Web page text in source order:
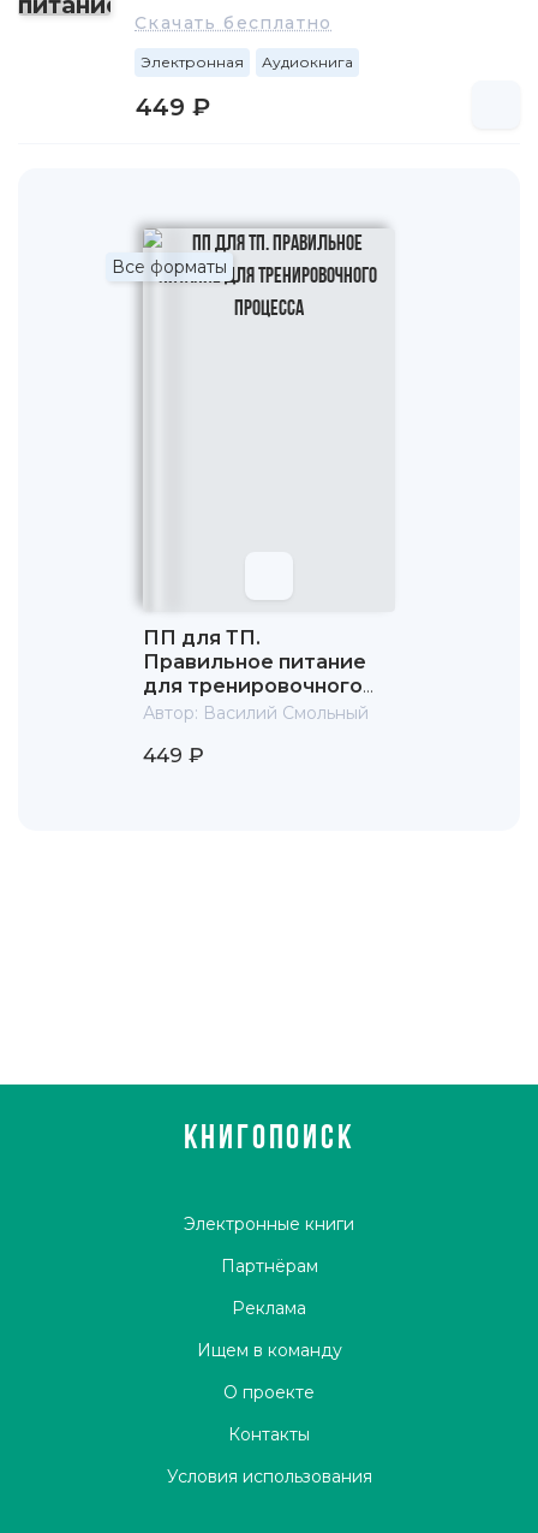
Скачать бесплатно
Электронная Аудиокнига
449 ₽
Все форматы
ПП для ТП.
Правильное питание
для тренировочного
процесса
Автор: Василий Смольный
449 ₽
КНИГОПОИСК
Электронные книги
Партнёрам
Реклама
Ищем в команду
О проекте
Контакты
Условия использования